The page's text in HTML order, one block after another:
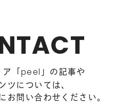
ア「 peel
」の記事や
ツについては、
お問い合わせください。